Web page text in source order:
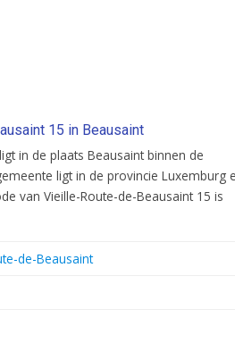
15 in Beausaint
in de plaats Beausaint binnen de
ligt in de provincie Luxemburg
van Vieille-Route-de-Beausaint 15 is
de-Beausaint